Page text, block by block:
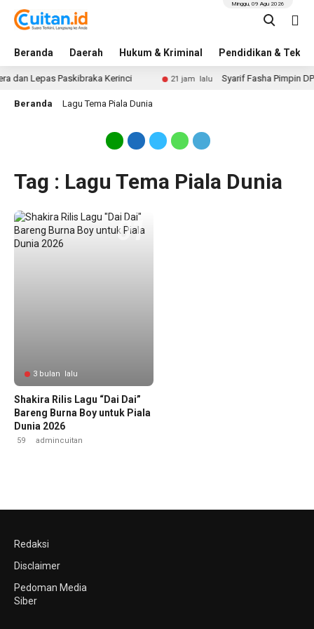
Beranda Daerah Hukum & Kriminal Pendidikan &
Minggu, 09 Agu 2026
dan Lepas Paskibraka Kerinci 21 jam lalu Syarif Fasha Pimpin
Beranda Lagu Tema Piala Dunia
Tag : Lagu Tema Piala Dunia
3 bulan lalu
Shakira Rilis Lagu “Dai Dai”
Bareng Burna Boy untuk Piala
Dunia 2026
59 admincuitan
Redaksi
Disclaimer
Pedoman Media
Siber